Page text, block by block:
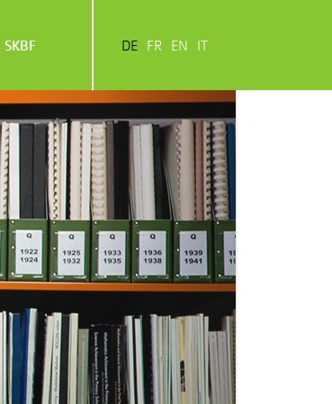
SKBF DE FR EN IT